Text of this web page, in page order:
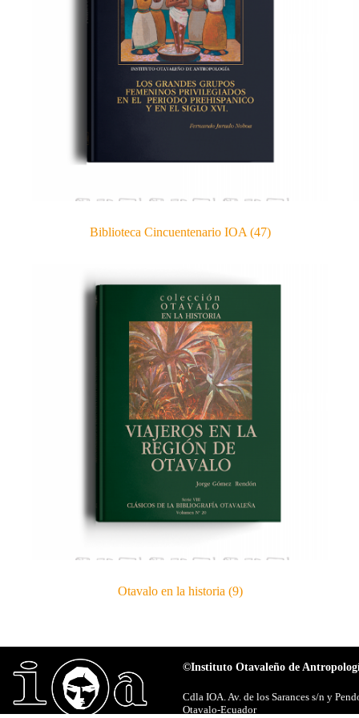
Biblioteca Cincuentenario IOA (47)
Otavalo en la historia (9)
©Instituto Otavaleño de
Cdla IOA. Av. de los Sarances s/n y
Otavalo-Ecuador